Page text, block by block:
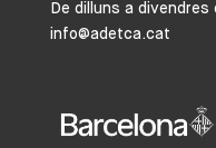
De dilluns a divendres
info@adetca.cat